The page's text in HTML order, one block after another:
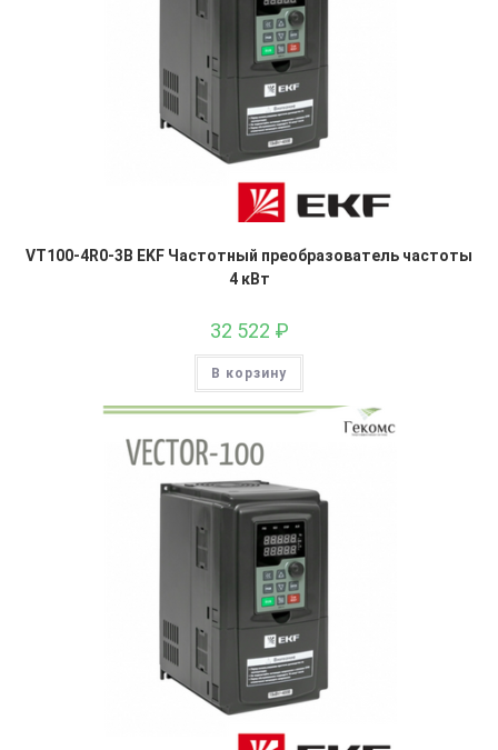
VT100-4R0-3B EKF Частотный преобразователь частоты
4 кВт
32 522 ₽
В корзину